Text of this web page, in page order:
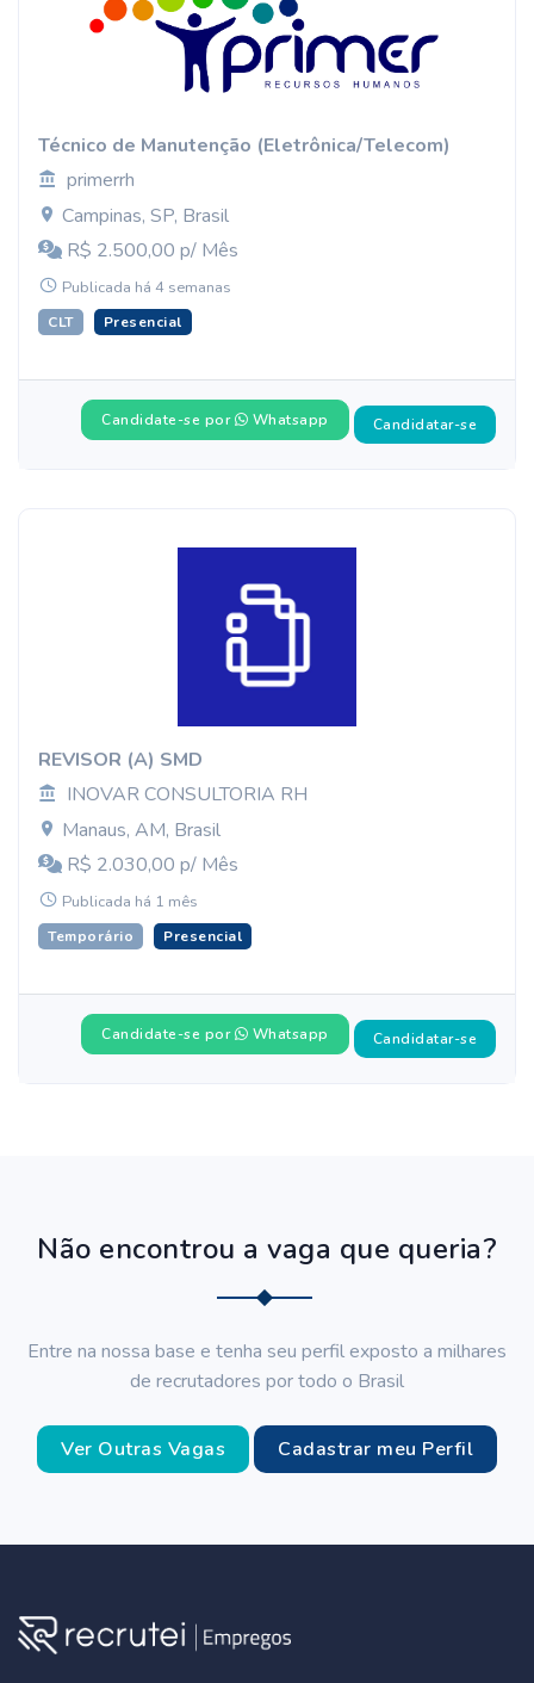
Técnico de Manutenção (Eletrônica/Telecom)
primerrh
Campinas, SP, Brasil
R$ 2.500,00 p/ Mês
Publicada há 4 semanas
CLT Presencial
Candidate-se por Whatsapp Candidatar-se
REVISOR (A) SMD
INOVAR CONSULTORIA RH
Manaus, AM, Brasil
R$ 2.030,00 p/ Mês
Publicada há 1 mês
Temporário Presencial
Candidate-se por Whatsapp Candidatar-se
Não encontrou a vaga que queria?
Entre na nossa base e tenha seu perfil exposto a milhares
de recrutadores por todo o Brasil
Ver Outras Vagas Cadastrar meu Perfil